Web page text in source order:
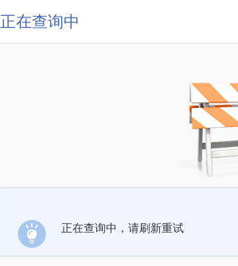
正在查询中
正在查询中，请刷新重试